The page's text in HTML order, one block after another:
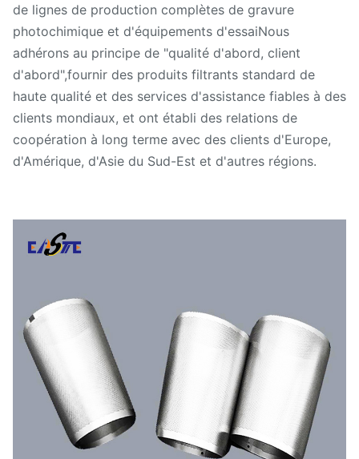
de lignes de production complètes de gravure
photochimique et d'équipements d'essaiNous
adhérons au principe de "qualité d'abord, client
d'abord",fournir des produits filtrants standard de
haute qualité et des services d'assistance fiables à des
clients mondiaux, et ont établi des relations de
coopération à long terme avec des clients d'Europe,
d'Amérique, d'Asie du Sud-Est et d'autres régions.